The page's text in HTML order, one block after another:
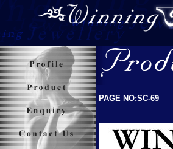
PAGE NO:SC-69